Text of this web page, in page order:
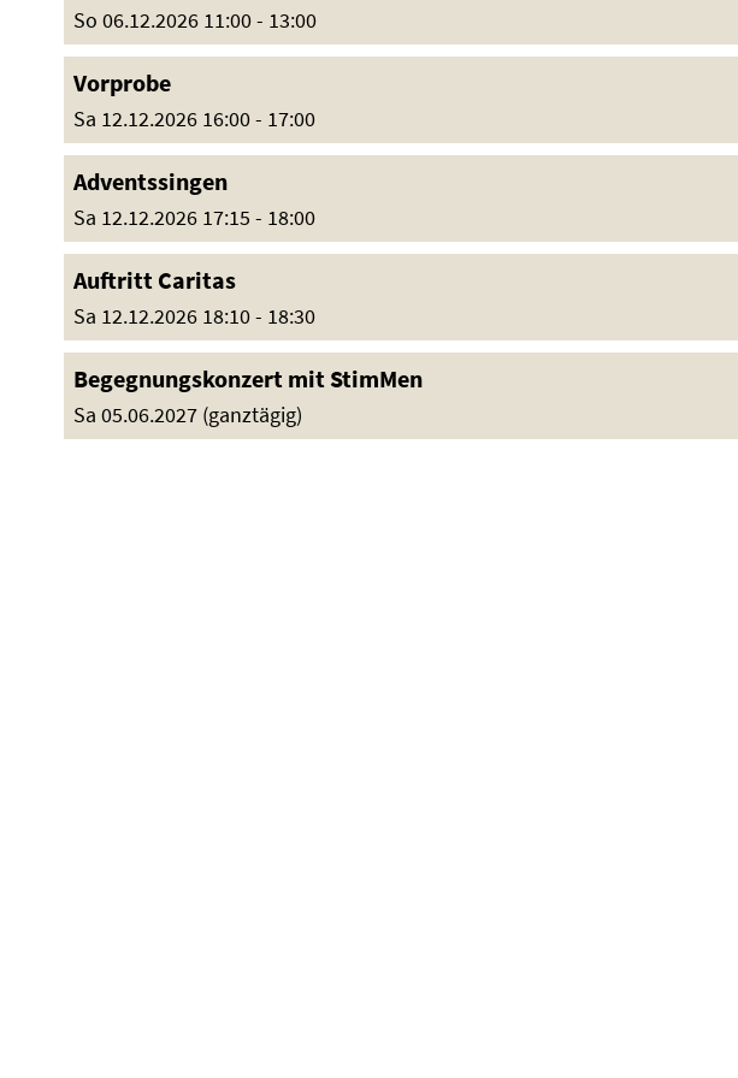
So 06.12.2026 11:00 - 13:00
Vorprobe
Sa 12.12.2026 16:00 - 17:00
Adventssingen
Sa 12.12.2026 17:15 - 18:00
Auftritt Caritas
Sa 12.12.2026 18:10 - 18:30
Begegnungskonzert mit StimMen
Sa 05.06.2027 (ganztägig)